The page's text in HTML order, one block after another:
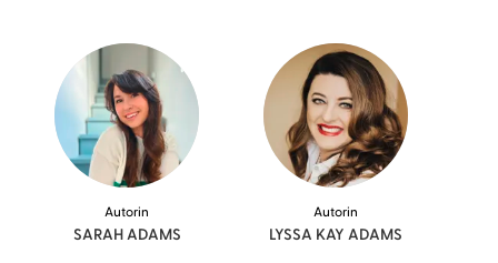
Autorin
SARAHADAMS
Autorin
LYSSA KAY ADAMS